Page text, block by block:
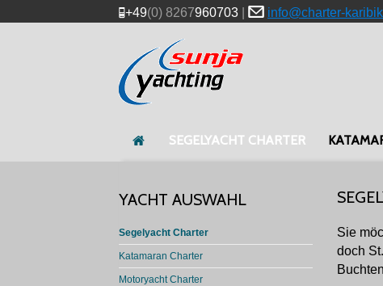
+49(0) 8267960703 info@charter-
SEGELYACHT CHARTER
Sie
doch
YACHT AUSWAHL
Segelyacht Charter
Katamaran Charter
Motoryacht Charter